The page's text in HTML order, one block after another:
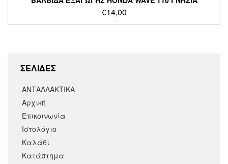
€14,00
ΣΕΛΙΔΕΣ
ΑΝΤΑΛΛΑΚΤΙΚΑ
Αρχική
Επικοινωνία
Ιστολόγιο
Καλάθι
Κατάστημα